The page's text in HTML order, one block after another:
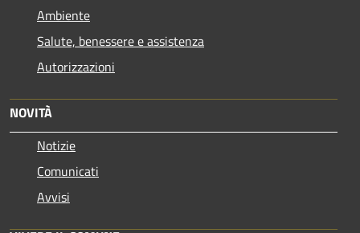
Ambiente
Salute, benessere e assistenza
Autorizzazioni
NOVITÀ
Notizie
Comunicati
Avvisi